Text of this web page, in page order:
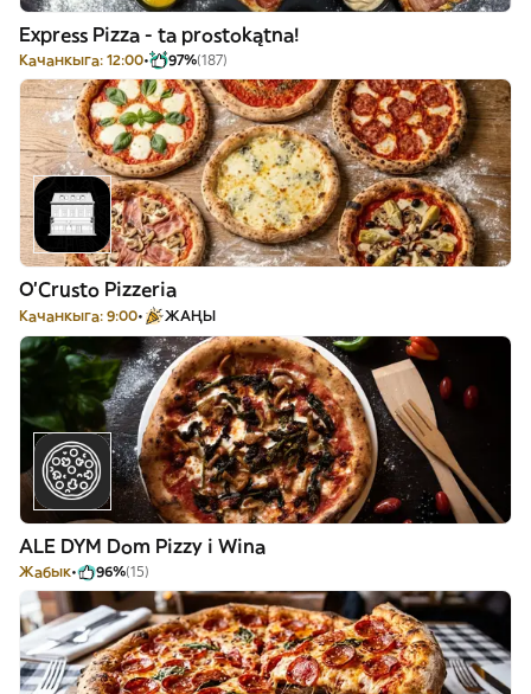
Express Pizza - ta prostokątna!
Качанкыга: 12:00 97%(187)
O'Crusto Pizzeria
Качанкыга: 9:00 ЖАҢЫ
ALE DYM Dom Pizzy i Wina
Жабык 96%(15)